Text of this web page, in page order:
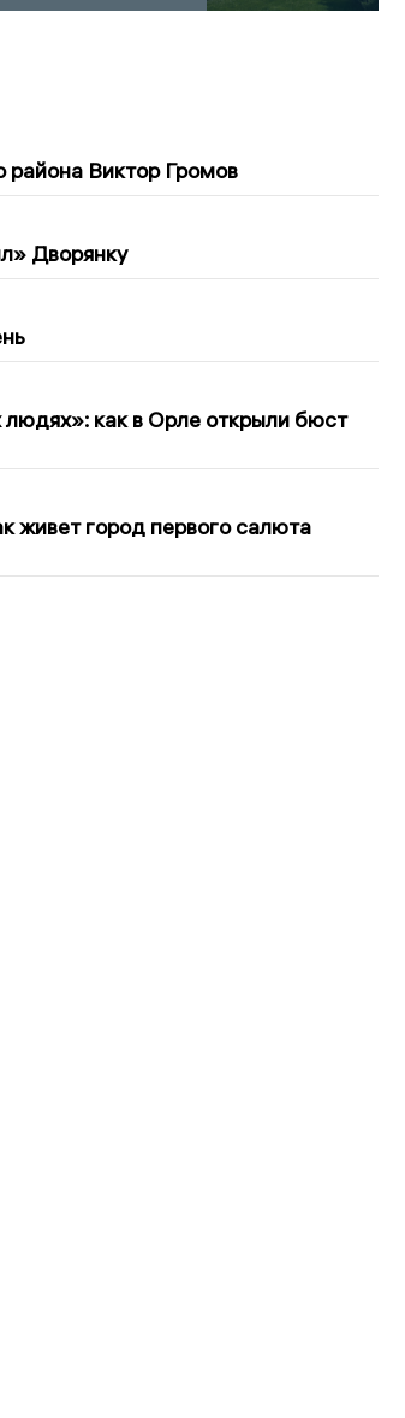
района Виктор Громов
Дворянку
как в Орле открыли бюст
живет город первого салюта